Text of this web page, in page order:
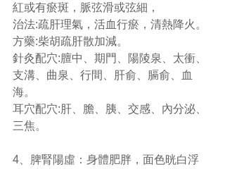
紅或有瘀斑，脈弦滑或弦細，
治法:疏肝理氣，活血行瘀，清熱降火。
方藥:柴胡疏肝散加減。
針灸配穴:膻中、期門、陽陵泉、太衝、
支溝、曲泉、行間、肝俞、膈俞、血
海。
耳穴配穴​​:肝、膽、胰、交感、內分泌、
三焦。
4、脾腎陽虛：身體肥胖，面色晄白浮